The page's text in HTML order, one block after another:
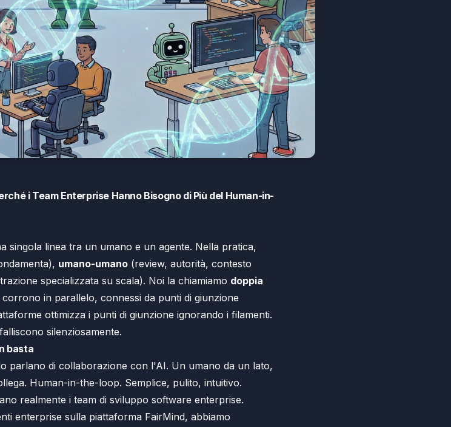
i Team Enterprise Hanno Bisogno di Più del Human-in-
singola linea tra un umano e un agente. Nella pratica,
umano-umano (review, autorità, contesto
specializzata su scala). Noi la chiamiamo doppia
in parallelo, connessi da punti di giunzione
ottimizza i punti di giunzione ignorando i filamenti.
silenziosamente.
basta
parlano di collaborazione con l'AI. Un umano da un lato,
Human-in-the-loop. Semplice, pulito, intuitivo.
realmente i team di sviluppo software enterprise.
enterprise sulla piattaforma FairMind, abbiamo